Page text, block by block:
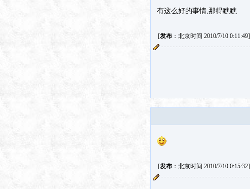
有这么好的事情,那得瞧瞧
[发布：北京时间 2010/7/10 0:11:49]
[发布：北京时间 2010/7/10 0:15:32]